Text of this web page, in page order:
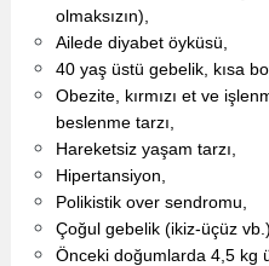
olmaksızın),
Ailede diyabet öyküsü,
40 yaş üstü gebelik, kısa
Obezite, kırmızı et ve
beslenme tarzı,
Hareketsiz yaşam tarzı,
Hipertansiyon,
Polikistik over sendromu,
Çoğul gebelik (ikiz-üçüz vb.),
Önceki doğumlarda 4,5 kg